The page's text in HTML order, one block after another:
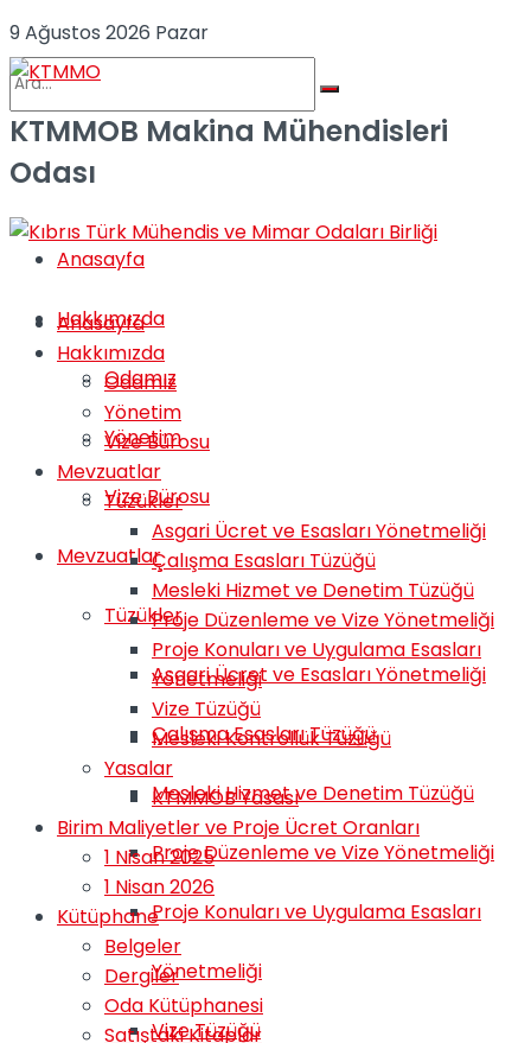
9 Ağustos 2026 Pazar
No Result
View All Result
KTMMOB Makina Mühendisleri
Odası
Anasayfa
Hakkımızda
Odamız
Yönetim
Vize Bürosu
Mevzuatlar
Tüzükler
Asgari Ücret ve Esasları Yönetmeliği
Çalışma Esasları Tüzüğü
Mesleki Hizmet ve Denetim Tüzüğü
Proje Düzenleme ve Vize Yönetmeliği
Proje Konuları ve Uygulama Esasları
Yönetmeliği
Vize Tüzüğü
Anasayfa
Hakkımızda
Odamız
Yönetim
Vize Bürosu
Mevzuatlar
Tüzükler
Asgari Ücret ve Esasları Yönetmeliği
Çalışma Esasları Tüzüğü
Mesleki Hizmet ve Denetim Tüzüğü
Proje Düzenleme ve Vize Yönetmeliği
Proje Konuları ve Uygulama Esasları
Yönetmeliği
Vize Tüzüğü
Mesleki Kontrollük Tüzüğü
Yasalar
KTMMOB Yasası
Birim Maliyetler ve Proje Ücret Oranları
1 Nisan 2025
1 Nisan 2026
Kütüphane
Belgeler
Dergiler
Oda Kütüphanesi
Satıştaki Kitaplar